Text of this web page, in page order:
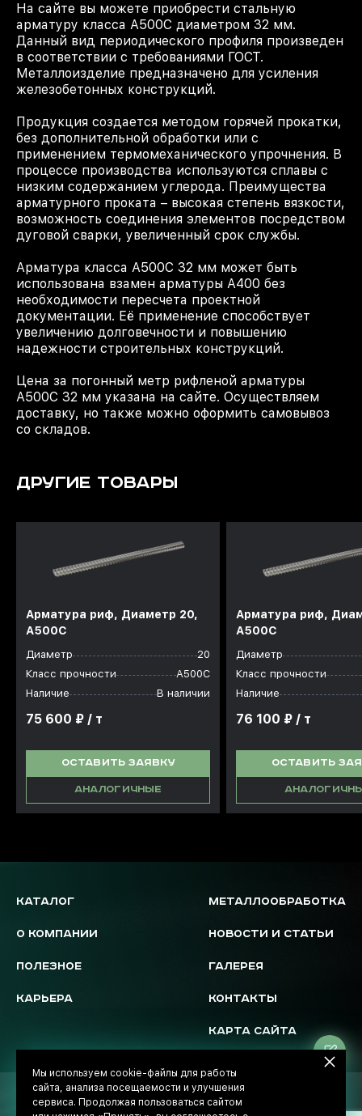
На сайте вы можете приобрести стальную
арматуру класса А500С диаметром 32 мм.
Данный вид периодического профиля произведен
в соответствии с требованиями ГОСТ.
Металлоизделие предназначено для усиления
железобетонных конструкций.
Продукция создается методом горячей прокатки,
без дополнительной обработки или с
применением термомеханического упрочнения. В
процессе производства используются сплавы с
низким содержанием углерода. Преимущества
арматурного проката – высокая степень вязкости,
возможность соединения элементов посредством
дуговой сварки, увеличенный срок службы.
Арматура класса А500С 32 мм может быть
использована взамен арматуры А400 без
необходимости пересчета проектной
документации. Её применение способствует
увеличению долговечности и повышению
надежности строительных конструкций.
Цена за погонный метр рифленой арматуры
А500С 32 мм указана на сайте. Осуществляем
доставку, но также можно оформить самовывоз
со складов.
ДРУГИЕ ТОВАРЫ
Арматура риф, Диаметр 20,
А500С
Диаметр
20
Класс прочности
А500С
Наличие
В наличии
75 600 ₽ / т
ОСТАВИТЬ ЗАЯВКУ
АНАЛОГИЧНЫЕ
Арматура риф,
А500С
Диаметр
Класс прочности
Наличие
76 100 ₽ / т
ОСТАВИТЬ
КАТАЛОГ
О КОМПАНИИ
ПОЛЕЗНОЕ
КАРЬЕРА
МЕТАЛЛООБРАБОТКА
НОВОСТИ И СТАТЬИ
ГАЛЕРЕЯ
КОНТАКТЫ
КАРТА САЙТА
© 2026 Novostal-Market
Политика обработки данных
Мы используем cookie-файлы для работы
сайта, анализа посещаемости и улучшения
сервиса. Продолжая пользоваться сайтом